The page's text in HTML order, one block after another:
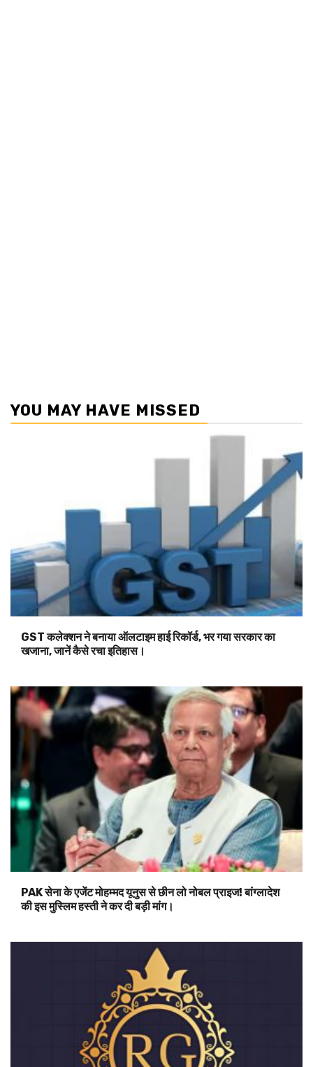
YOU MAY HAVE MISSED
GST कलेक्शन ने बनाया ऑलटाइम हाई रिकॉर्ड, भर गया सरकार का
खजाना, जानें कैसे रचा इतिहास।
PAK सेना के एजेंट मोहम्मद यूनुस से छीन लो नोबल प्राइज! बांग्लादेश
की इस मुस्लिम हस्ती ने कर दी बड़ी मांग।